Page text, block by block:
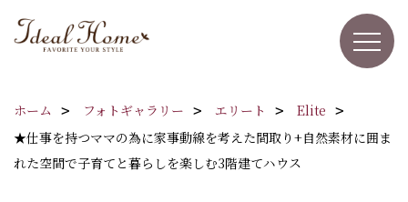
ホーム フォトギャラリー エリート
Elite
★仕事を持つママの為に家事動線を考えた間取り+自然素材に囲ま
れた空間で子育てと暮らしを楽しむ3階建てハウス